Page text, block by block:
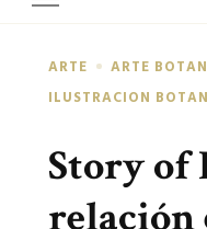
ARTE
ARTE
ILUSTRACION
Story of
relación